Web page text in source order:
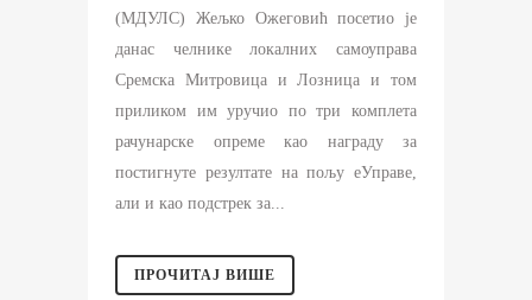
(МДУЛС) Жељко Ожеговић посетио је
данас челнике локалних самоуправа
Сремскa Митровицa и Лозницa и том
приликом им уручио по три комплета
рачунарске опреме као награду за
постигнуте резултате на пољу еУправе,
али и као подстрек за...
ПРОЧИТАЈ ВИШЕ